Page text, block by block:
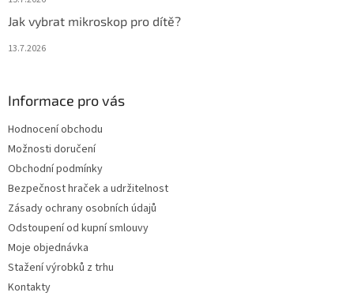
Jak vybrat mikroskop pro dítě?
13.7.2026
Informace pro vás
Hodnocení obchodu
Možnosti doručení
Obchodní podmínky
Bezpečnost hraček a udržitelnost
Zásady ochrany osobních údajů
Odstoupení od kupní smlouvy
Moje objednávka
Stažení výrobků z trhu
Kontakty